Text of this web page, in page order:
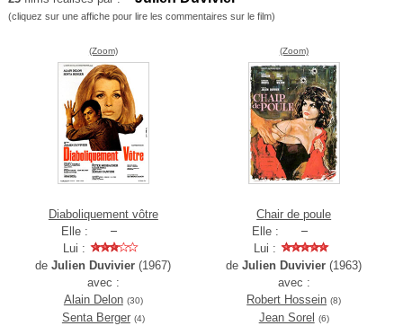
(cliquez sur une affiche pour lire les commentaires sur le film)
(Zoom)
Diaboliquement vôtre
Elle :
Lui :
deJulien Duvivier (1967)
avec :
Alain Delon (30)
Senta Berger (4)
(Zoom)
Chair de poule
Elle :
Lui :
deJulien Duvivier (1963)
avec :
Robert Hossein (8)
Jean Sorel (6)